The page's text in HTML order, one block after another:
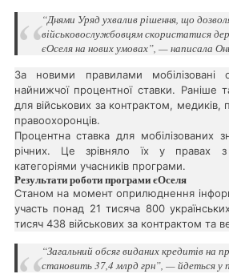
“Днями Уряд ухвалив рішення, що
військовослужбовцям скористатися
єОселя на нових умовах”, — написала
За новими правилами мобілізовані
найнижчої процентної ставки. Раніше
для військових за контрактом, медиків,
правоохоронців.
Процентна ставка для мобілізованих
річних. Це зрівняло їх у правах з
категоріями учасників програми.
Результати роботи програми єОселя
Станом на момент оприлюднення
участь понад 21 тисяча 800
тисяч 438 військових за контрактом та
“Загальний обсяг виданих кредитів на
становить 37,4 млрд грн”, — йдеться у